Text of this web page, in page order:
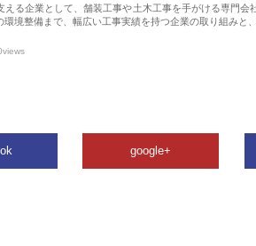
える企業として、舗装工事や土木工事を手がける専門会
環境整備まで、幅広い工事実績を持つ企業の取り組みと
google+